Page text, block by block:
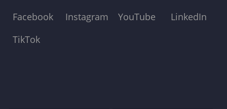
Facebook Instagram YouTube
LinkedIn
TikTok